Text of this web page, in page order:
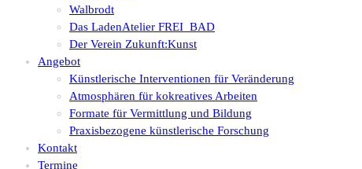
Walbrodt
Das LadenAtelier FREI_BAD
Der Verein Zukunft:Kunst
Angebot
Künstlerische Interventionen für Veränderung
Atmosphären für kokreatives Arbeiten
Formate für Vermittlung und Bildung
Praxisbezogene künstlerische Forschung
Kontakt
Termine